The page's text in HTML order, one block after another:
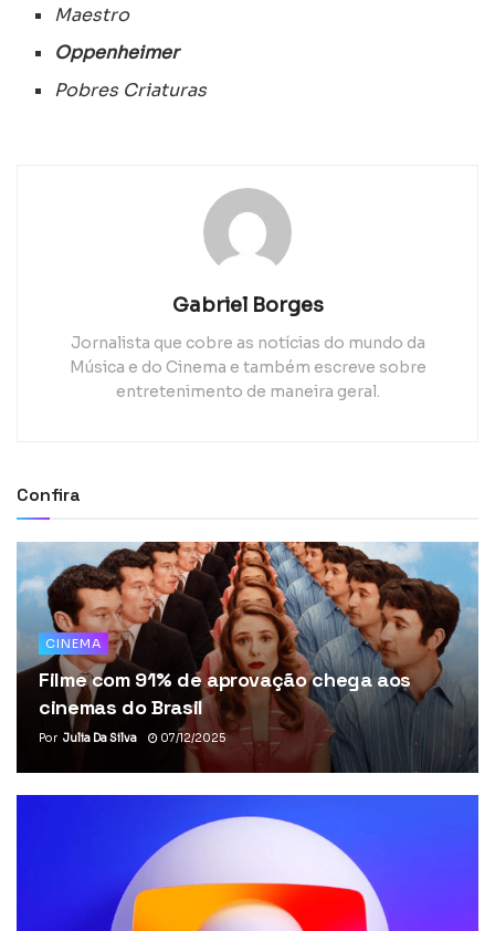
Maestro
Oppenheimer
Pobres Criaturas
Gabriel Borges
Jornalista que cobre as notícias do mundo da
Música e do Cinema e também escreve sobre
entretenimento de maneira geral.
Confira
CINEMA
Filme com 91% de aprovação chega aos
cinemas do Brasil
Por Julia Da Silva 07/12/2025